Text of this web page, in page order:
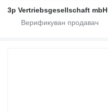
3p Vertriebsgesellschaft mbH